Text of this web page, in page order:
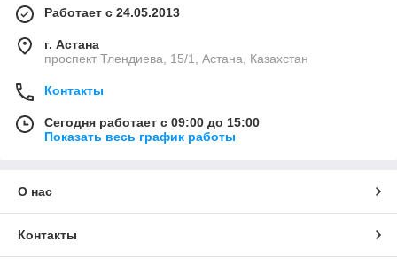
Работает с 24.05.2013
г. Астана
проспект Тлендиева, 15/1, Астана, Казахстан
Контакты
Сегодня работает с 09:00 до 15:00
Показать весь график работы
О нас
Контакты